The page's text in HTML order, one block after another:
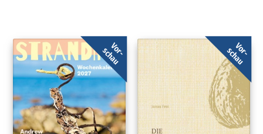
Vor-
schau Vor-
schau